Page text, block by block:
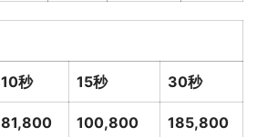
10秒 15秒 30秒
81,800 100,800 185,800